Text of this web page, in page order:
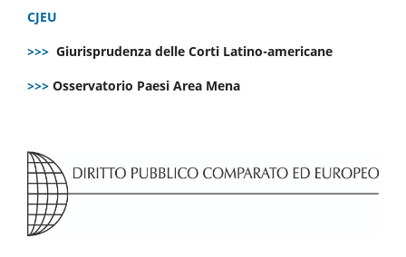
CJEU
>>> Giurisprudenza delle Corti Latino-americane
>>> Osservatorio Paesi Area Mena